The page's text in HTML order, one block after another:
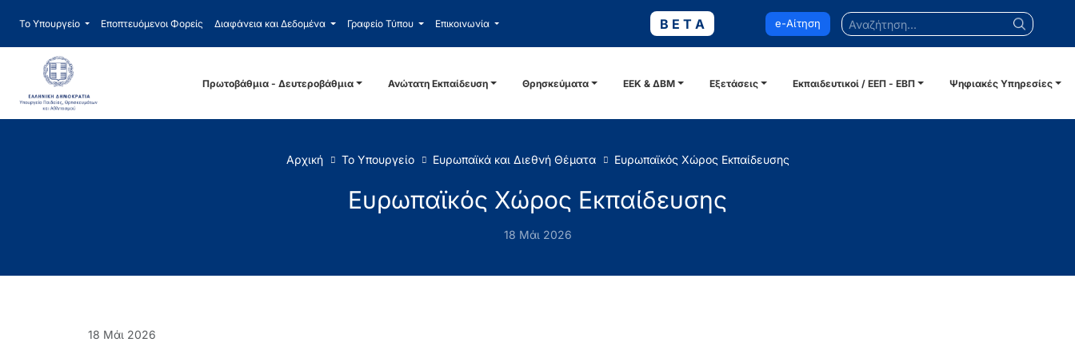
Το Υπουργείο Εποπτευόμενοι Φορείς Διαφάνεια και Δεδομένα Γραφείο Τύπου Επικοινωνία B E T A e-Αίτηση Αναζήτηση...
Πρωτοβάθμια - Δευτεροβάθμια Ανώτατη Εκπαίδευση Θρησκεύματα ΕΕΚ & ΔΒΜ Εξετάσεις Εκπαιδευτικοί / ΕΕΠ - ΕΒΠ Ψηφιακές Υπηρεσίες
Αρχική Το Υπουργείο Ευρωπαϊκά και Διεθνή Θέματα Ευρωπαϊκός Χώρος Εκπαίδευσης
Ευρωπαϊκός Χώρος Εκπαίδευσης
18 Μάι 2026
18 Μάι 2026